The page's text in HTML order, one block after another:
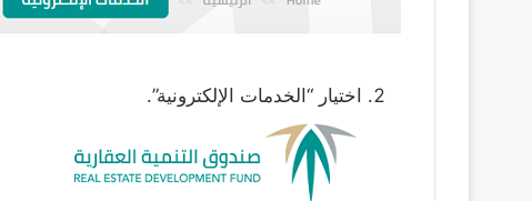
اختيار “الخدمات الإلكترونية”.